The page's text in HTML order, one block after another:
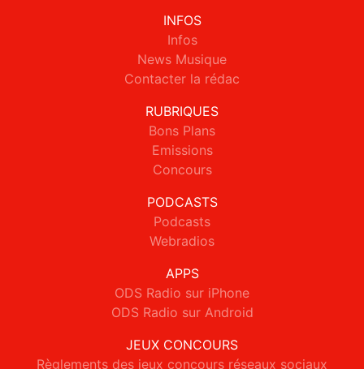
INFOS
Infos
News Musique
Contacter la rédac
RUBRIQUES
Bons Plans
Emissions
Concours
PODCASTS
Podcasts
Webradios
APPS
ODS Radio sur iPhone
ODS Radio sur Android
JEUX CONCOURS
Règlements des jeux concours réseaux sociaux